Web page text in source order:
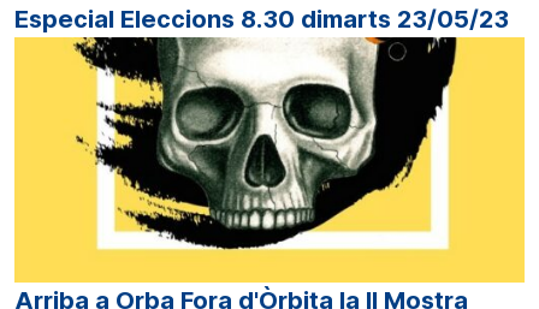
Especial Eleccions 8.30 dimarts 23/05/23
Arriba a Orba Fora d'Òrbita la II Mostra